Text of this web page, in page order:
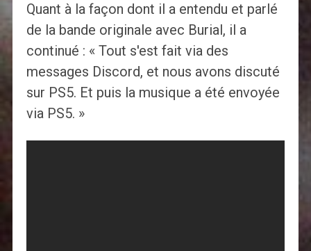
Quant à la façon dont il a entendu et parlé
de la bande originale avec Burial, il a
continué : « Tout s'est fait via des
messages Discord, et nous avons discuté
sur PS5. Et puis la musique a été envoyée
via PS5. »